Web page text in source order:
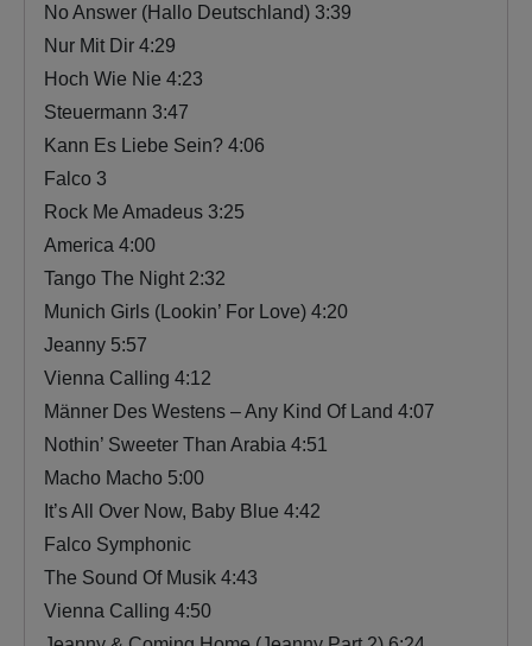
No Answer (Hallo Deutschland) 3:39
Nur Mit Dir 4:29
Hoch Wie Nie 4:23
Steuermann 3:47
Kann Es Liebe Sein? 4:06
Falco 3
Rock Me Amadeus 3:25
America 4:00
Tango The Night 2:32
Munich Girls (Lookin’ For Love) 4:20
Jeanny 5:57
Vienna Calling 4:12
Männer Des Westens – Any Kind Of Land 4:07
Nothin’ Sweeter Than Arabia 4:51
Macho Macho 5:00
It’s All Over Now, Baby Blue 4:42
Falco Symphonic
The Sound Of Musik 4:43
Vienna Calling 4:50